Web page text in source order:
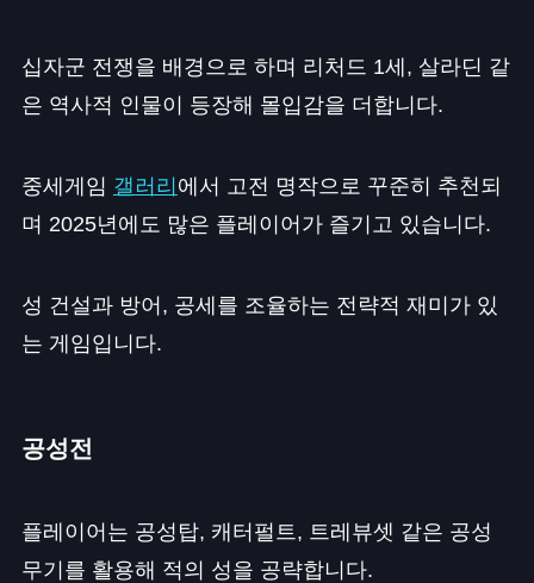
십자군 전쟁을 배경으로 하며 리처드 1세, 살라딘 같
은 역사적 인물이 등장해 몰입감을 더합니다.
중세게임 갤러리 에서 고전 명작으로 꾸준히 추천되
며 2025년에도 많은 플레이어가 즐기고 있습니다.
성 건설과 방어, 공세를 조율하는 전략적 재미가 있
는 게임입니다.
공성전
플레이어는 공성탑, 캐터펄트, 트레뷰셋 같은 공성
무기를 활용해 적의 성을 공략합니다.